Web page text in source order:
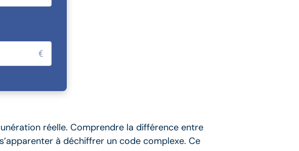
€
réelle. Comprendre la différence entre
à déchiffrer un code complexe. Ce